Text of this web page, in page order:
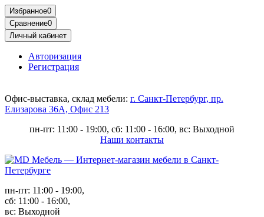
Избранное0
Сравнение0
Личный кабинет
Авторизация
Регистрация
Офис-выставка, склад мебели: г. Санкт-Петербург, пр.
Елизарова 36А, Офис 213
пн-пт: 11:00 - 19:00, сб: 11:00 - 16:00, вс: Выходной
Наши контакты
пн-пт: 11:00 - 19:00,
сб: 11:00 - 16:00,
вс: Выходной